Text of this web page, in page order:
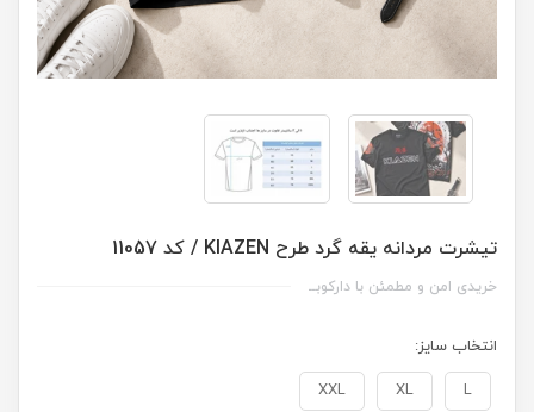
تیشرت مردانه یقه گرد طرح KIAZEN / کد 11057
خریدی امن و مطمئن با دارکوبــ
انتخاب سایز:
L
XL
XXL